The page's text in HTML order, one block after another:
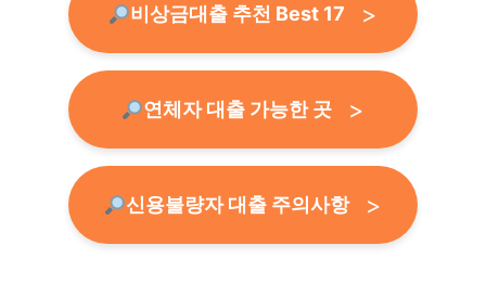
비상금대출 추천 Best 17
연체자 대출 가능한 곳
신용불량자 대출 주의사항